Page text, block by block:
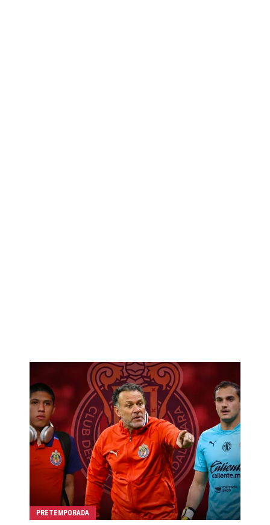
PRETEMPORADA